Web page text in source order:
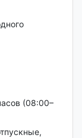
(08:00–